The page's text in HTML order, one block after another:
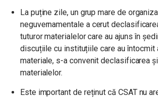
La puține zile, un grup mare de
neguvernamentale a cerut
tuturor materialelor care au ajuns în
discuțiile cu instituțiile care au întocmit
materiale, s-a convenit declasificarea
materialelor.
Este important de reținut că CSAT nu